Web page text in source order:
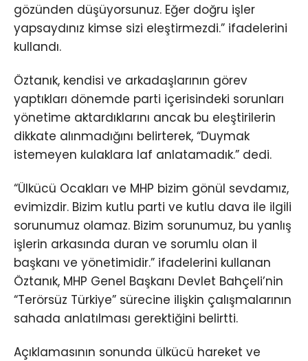
gözünden düşüyorsunuz. Eğer doğru işler
yapsaydınız kimse sizi eleştirmezdi.” ifadelerini
kullandı.
Öztanık, kendisi ve arkadaşlarının görev
yaptıkları dönemde parti içerisindeki sorunları
yönetime aktardıklarını ancak bu eleştirilerin
dikkate alınmadığını belirterek, “Duymak
istemeyen kulaklara laf anlatamadık.” dedi.
“Ülkücü Ocakları ve MHP bizim gönül sevdamız,
evimizdir. Bizim kutlu parti ve kutlu dava ile ilgili
sorunumuz olamaz. Bizim sorunumuz, bu yanlış
işlerin arkasında duran ve sorumlu olan il
başkanı ve yönetimidir.” ifadelerini kullanan
Öztanık, MHP Genel Başkanı Devlet Bahçeli’nin
“Terörsüz Türkiye” sürecine ilişkin çalışmalarının
sahada anlatılması gerektiğini belirtti.
Açıklamasının sonunda ülkücü hareket ve